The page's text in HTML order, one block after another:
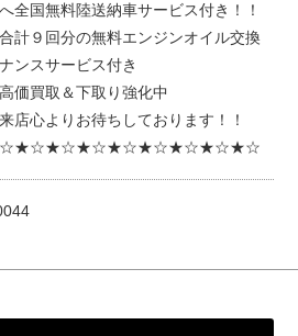
全国無料陸送納車サービス付き！！
計９回分の無料エンジンオイル交換
ンスサービス付き
価買取＆下取り強化中
店心よりお待ちしております！！